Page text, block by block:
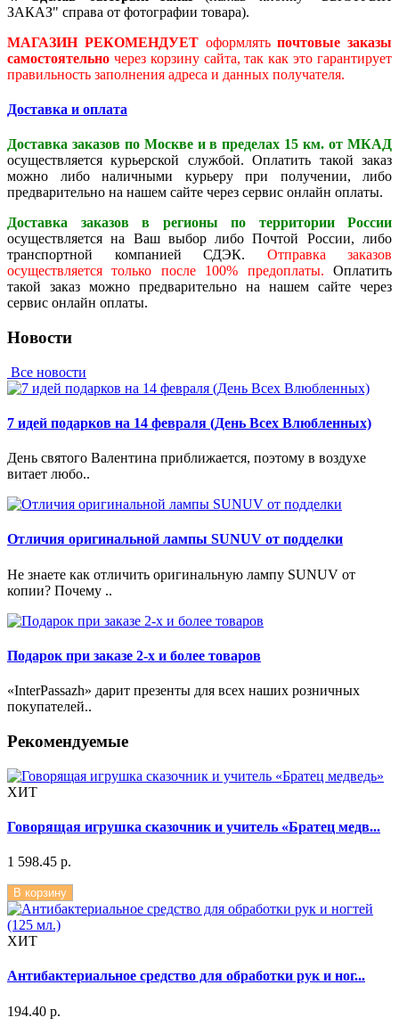
ЗАКАЗ" справа от фотографии товара).
МАГАЗИН РЕКОМЕНДУЕТоформлятьпочтовые заказы
самостоятельно через корзину сайта, так как это гарантирует
правильность заполнения адреса и данных получателя.
Доставка и оплата
Доставка заказов по Москве и в пределах 15 км. от МКАД
осуществляется курьерской службой. Оплатить такой заказ
можно либо наличными курьеру при получении, либо
предварительно на нашем сайте через сервис онлайн оплаты.
Доставка заказов в регионы по территории России
осуществляется на Ваш выбор либо Почтой России, либо
транспортной компанией СДЭК. Отправка заказов
осуществляется только после 100% предоплаты. Оплатить
такой заказ можно предварительно на нашем сайте через
сервис онлайн оплаты.
Новости
Все новости
7 идей подарков на 14 февраля (День Всех Влюбленных)
День святого Валентина приближается, поэтому в воздухе
витает любо..
Отличия оригинальной лампы SUNUV от подделки
Не знаете как отличить оригинальную лампу SUNUV от
копии? Почему ..
Подарок при заказе 2-х и более товаров
«InterPassazh» дарит презенты для всех наших розничных
покупателей..
Рекомендуемые
ХИТ
Говорящая игрушка сказочник и учитель «Братец медв...
1 598.45 р.
В корзину
ХИТ
Антибактериальное средство для обработки рук и ног...
194.40 р.